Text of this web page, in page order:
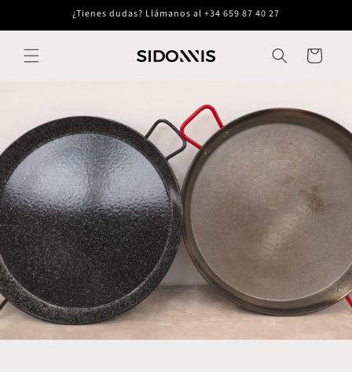
directamente
al contenido
¿Tienes dudas? Llámanos al +34 659 87 40 27
Carrito